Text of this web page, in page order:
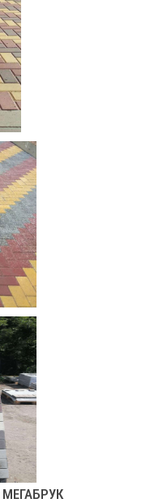
МЕГАБРУК